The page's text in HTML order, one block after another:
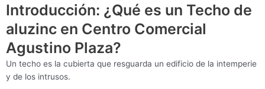
Introducción: ¿Qué es un Techo de
aluzinc en Centro Comercial
Agustino Plaza?
Un techo es la cubierta que resguarda un edificio de la intemperie
y de los intrusos.